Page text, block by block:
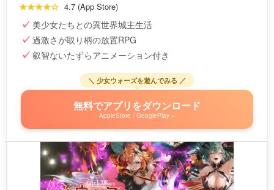
★★★★☆ 4.7 (App Store)
美少女たちとの異世界城主生活
過激さが取り柄の放置RPG
叡智ないたずらアニメーション付き
＼ 少女ウォーズを遊んでみる ／
無料でアプリをダウンロード
AppleStore / GooglePlay »